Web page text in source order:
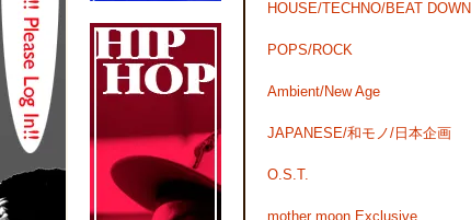
HOUSE/TECHNO/BEAT DOWN
POPS/ROCK
Ambient/New Age
JAPANESE/和モノ/日本企画
O.S.T.